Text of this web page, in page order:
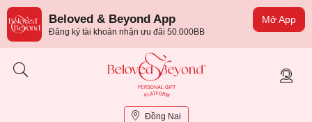
Mở App
Beloved & Beyond App
Đăng ký tài khoản nhận ưu đãi 50.000BB
Đồng Nai